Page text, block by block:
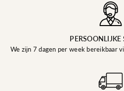
PERSOONLIJKE
We zijn 7 dagen per week bereikbaar